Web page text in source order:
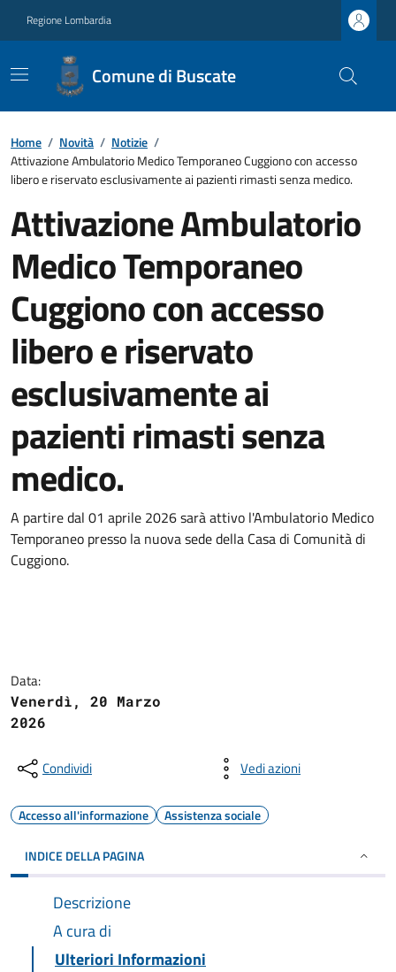
Regione Lombardia
Comune di Buscate
Home / Novità / Notizie /
Attivazione Ambulatorio Medico Temporaneo Cuggiono con accesso
libero e riservato esclusivamente ai pazienti rimasti senza medico.
Attivazione Ambulatorio
Medico Temporaneo
Cuggiono con accesso
libero e riservato
esclusivamente ai
pazienti rimasti senza
medico.
A partire dal 01 aprile 2026 sarà attivo l'Ambulatorio Medico
Temporaneo presso la nuova sede della Casa di Comunità di
Cuggiono.
Data:
Venerdì, 20 Marzo
2026
Condividi Vedi azioni
Accesso all'informazione Assistenza sociale
INDICE DELLA PAGINA
Descrizione
A cura di
Ulteriori Informazioni